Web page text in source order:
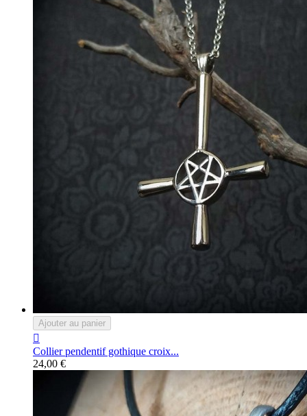
Ajouter au panier

Collier pendentif gothique croix...
24,00 €